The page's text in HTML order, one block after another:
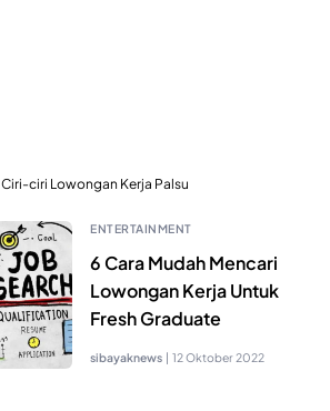
Ciri-ciri Lowongan Kerja Palsu
ENTERTAINMENT
6 Cara Mudah Mencari
Lowongan Kerja Untuk
Fresh Graduate
sibayaknews | 12 Oktober 2022